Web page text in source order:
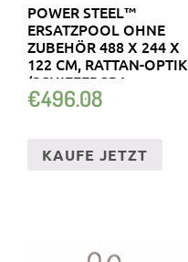
POWER STEEL™
ERSATZPOOL OHNE
ZUBEHÖR 488 X 244 X
122 CM, RATTAN-OPTIK
(SCHIEFERGRA…
€496.08
KAUFE JETZT